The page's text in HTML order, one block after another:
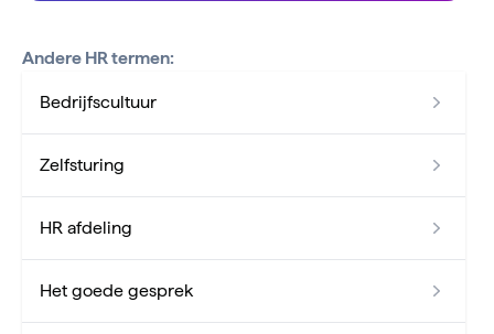
Andere HR termen:
Bedrijfscultuur
Zelfsturing
HR afdeling
Het goede gesprek